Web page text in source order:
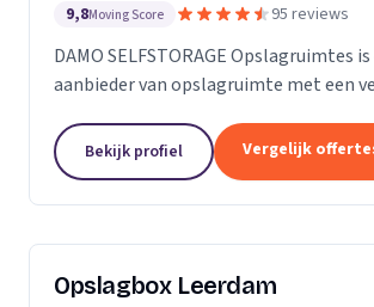
9,8Moving Score 95 reviews
DAMO SELFSTORAGE Opslagruimtes
aanbieder van opslagruimte met een
Bekijk profiel Vergelijk
Opslagbox Leerdam